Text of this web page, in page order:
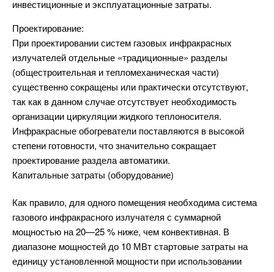
инвестиционные и эксплуатационные затраты.
Проектирование:
При проектировании систем газовых инфракрасных
излучателей отдельные «традиционные» разделы
(общестроительная и тепломеханическая части)
существенно сокращены или практически отсутствуют,
так как в данном случае отсутствует необходимость
организации циркуляции жидкого теплоносителя.
Инфракрасные обогреватели поставляются в высокой
степени готовности, что значительно сокращает
проектирование раздела автоматики.
Капитальные затраты (оборудование)
Как правило, для одного помещения необходима система
газового инфракрасного излучателя с суммарной
мощностью на 20—25 % ниже, чем конвективная. В
диапазоне мощностей до 10 МВт стартовые затраты на
единицу установленной мощности при использовании